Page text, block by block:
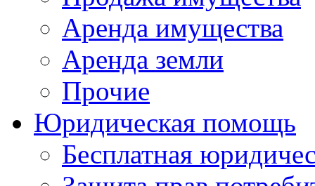
Аренда имущества
Аренда земли
Прочие
Юридическая помощь
Бесплатная